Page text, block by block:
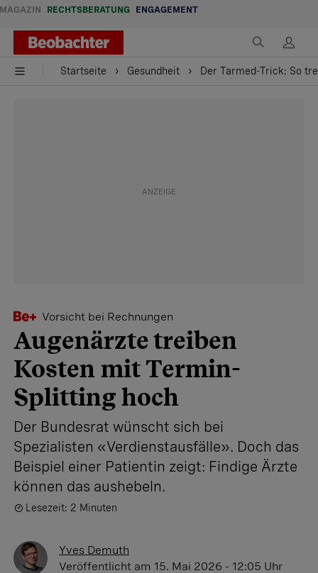
MAGAZIN RECHTSBERATUNG ENGAGEMENT
Startseite Gesundheit Der Tarmed-Trick: So
Vorsicht bei Rechnungen
Augenärzte treiben
Kosten mit Termin-
Splitting hoch
Der Bundesrat wünscht sich bei
Spezialisten «Verdienstausfälle». Doch das
Beispiel einer Patientin zeigt: Findige Ärzte
können das aushebeln.
Lesezeit: 2 Minuten
Yves Demuth
Veröffentlicht am 15. Mai 2026 - 12:05 Uhr